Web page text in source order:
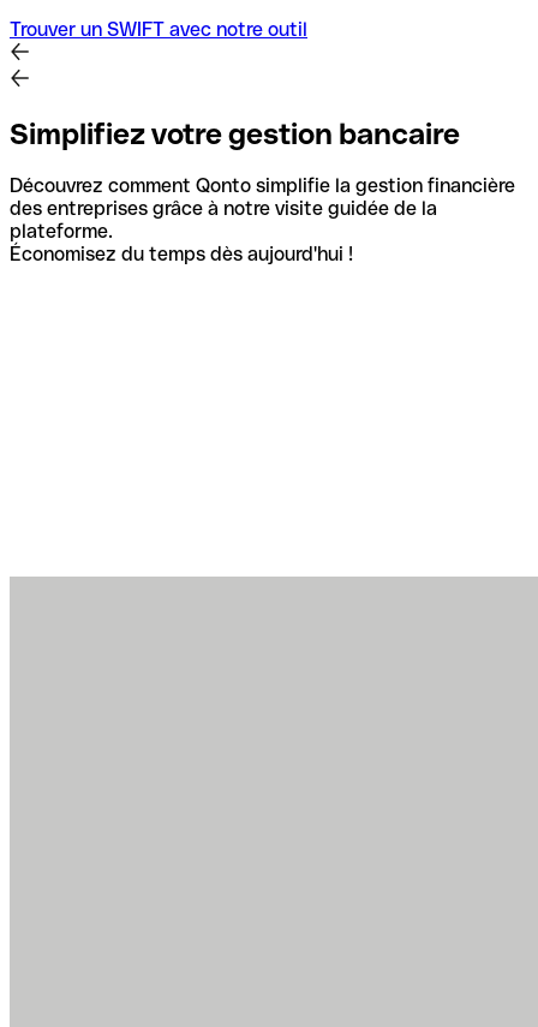
Trouver un SWIFT avec notre outil
Simplifiez votre gestion bancaire
Découvrez comment Qonto simplifie la gestion financière
des entreprises grâce à notre visite guidée de la
plateforme.
Économisez du temps dès aujourd'hui !